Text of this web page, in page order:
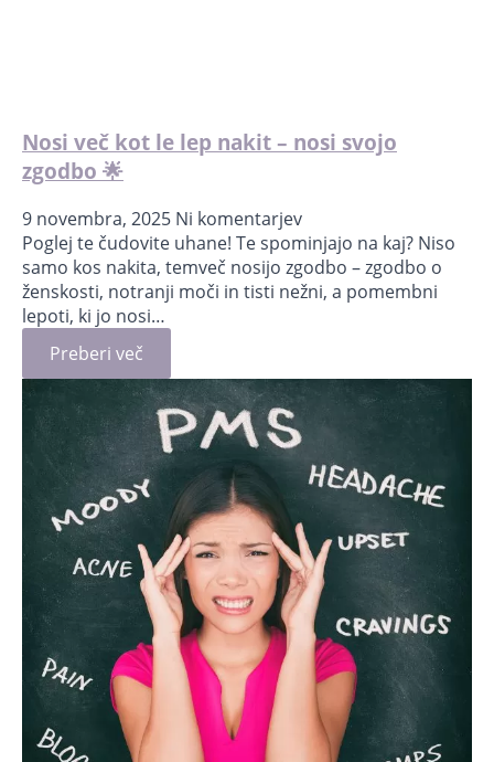
Nosi več kot le lep nakit – nosi svojo
zgodbo 🌟
9 novembra, 2025 Ni komentarjev
Poglej te čudovite uhane! Te spominjajo na kaj? Niso
samo kos nakita, temveč nosijo zgodbo – zgodbo o
ženskosti, notranji moči in tisti nežni, a pomembni
lepoti, ki jo nosi…
Preberi več